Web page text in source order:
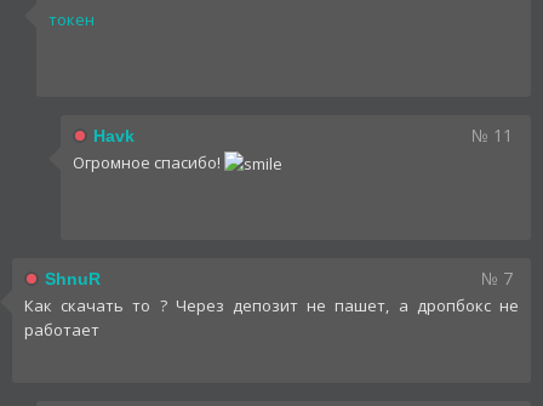
токен
Havk № 11
Огромное спасибо!
ShnuR № 7
Как скачать то ? Через депозит не пашет, а дропбокс не
работает